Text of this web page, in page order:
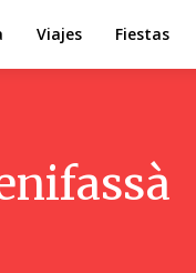
Viajes Fiestas